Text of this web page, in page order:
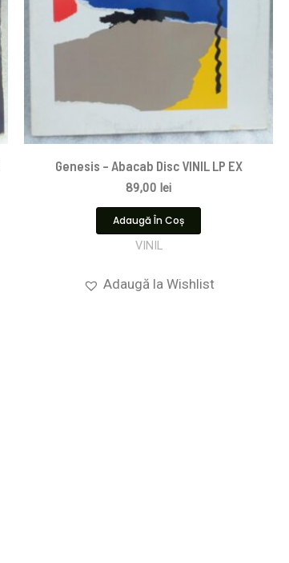
Genesis – Abacab Disc VINIL LP EX
89,00 lei
Adaugă În Coș
VINIL
Adaugă la Wishlist